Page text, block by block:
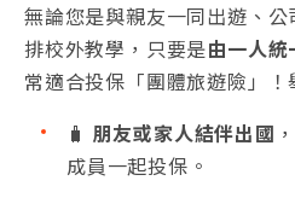
無論您是與親友一同出遊、
排校外教學，只要是由一人統
常適合投保「團體旅遊險」！
🧳 朋友或家人結伴出國
成員一起投保。